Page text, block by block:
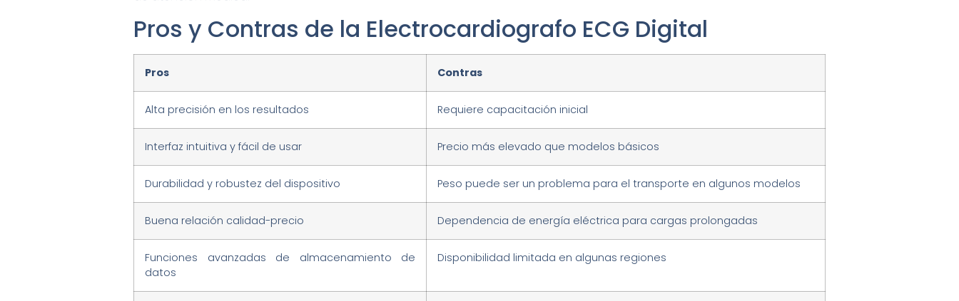
Pros y Contras de la Electrocardiografo ECG Digital
Pros Contras
Alta precisión en los resultados Requiere capacitación inicial
Interfaz intuitiva y fácil de usar Precio más elevado que modelos básicos
Durabilidad y robustez del dispositivo Peso puede ser un problema para el transporte en algunos modelos
Buena relación calidad-precio Dependencia de energía eléctrica para cargas prolongadas
Funciones avanzadas de almacenamiento de
datos
Disponibilidad limitada en algunas regiones